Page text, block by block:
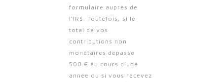
formulaire auprès de
l’IRS. Toutefois, si le
total de vos
contributions non
monétaires dépasse
500 € au cours d’une
année ou si vous recevez